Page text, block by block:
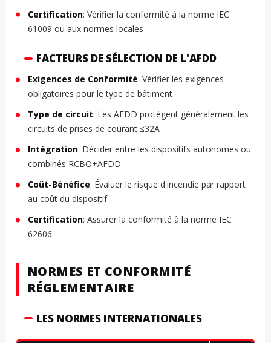
Certification: Vérifier la conformité à la norme IEC
61009 ou aux normes locales
FACTEURS DE SÉLECTION DE L'AFDD
Exigences de Conformité: Vérifier les exigences
obligatoires pour le type de bâtiment
Type de circuit: Les AFDD protègent généralement les
circuits de prises de courant ≤32A
Intégration: Décider entre les dispositifs autonomes ou
combinés RCBO+AFDD
Coût-Bénéfice: Évaluer le risque d'incendie par rapport
au coût du dispositif
Certification: Assurer la conformité à la norme IEC
62606
NORMES ET CONFORMITÉ
RÉGLEMENTAIRE
LES NORMES INTERNATIONALES